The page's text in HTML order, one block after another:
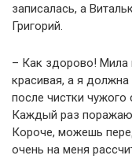
записалась, а
Григорий.
– Как здорово! Мила
красивая, а я должна
после чистки чужого
Каждый раз
Короче, можешь
очень на меня